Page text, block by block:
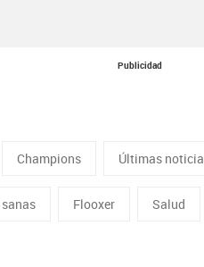
Publicidad
Champions Últimas
Flooxer Salud